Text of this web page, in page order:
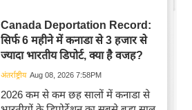
Canada Deportation Record:
सिर्फ 6 महीने में कनाडा से 3 हजार से
ज्यादा भारतीय डिपोर्ट, क्या है वजह?
अंतर्राष्ट्रीय Aug 08, 2026 7:58PM
2026 कम से कम छह सालों में कनाडा से